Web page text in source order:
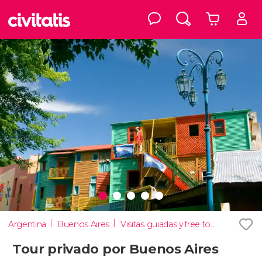
Argentina Buenos Aires Visitas guiadas y free tours
Tour privado por Buenos Aires